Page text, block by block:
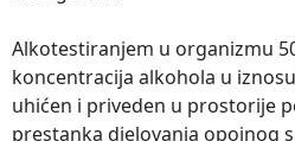
Alkotestiranjem u organizmu
koncentracija alkohola u
uhićen i priveden u prostorije
prestanka djelovanja opojnog